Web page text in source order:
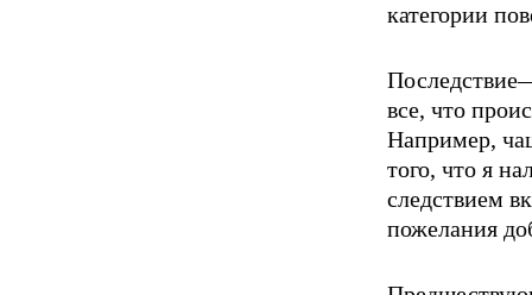
категории
все, что
Например,
того, что я
следствием
пожелания